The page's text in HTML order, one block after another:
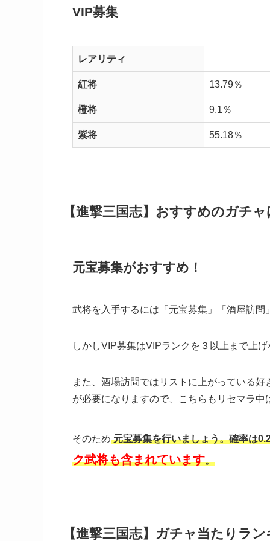
VIP募集
レアリティ
紅将 13.79％
橙将 9.1％
紫将 55.18％
【進撃三国志】おすすめのガチャ
元宝募集がおすすめ！
武将を入手するには「元宝募集」「酒屋訪問
しかしVIP募集はVIPランクを３以上まで上
また、酒場訪問ではリストに上がっている
が必要になりますので、こちらもリセマラ中
そのため元宝募集を行いましょう。確率は
ク武将も含まれています。
【進撃三国志】ガチャ当たりラ